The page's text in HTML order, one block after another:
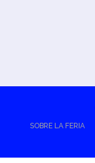
SOBRE LA FERIA